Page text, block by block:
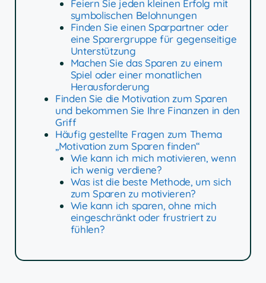
Feiern Sie jeden kleinen Erfolg mit
symbolischen Belohnungen
Finden Sie einen Sparpartner oder
eine Sparergruppe für gegenseitige
Unterstützung
Machen Sie das Sparen zu einem
Spiel oder einer monatlichen
Herausforderung
Finden Sie die Motivation zum Sparen
und bekommen Sie Ihre Finanzen in den
Griff
Häufig gestellte Fragen zum Thema
„Motivation zum Sparen finden“
Wie kann ich mich motivieren, wenn
ich wenig verdiene?
Was ist die beste Methode, um sich
zum Sparen zu motivieren?
Wie kann ich sparen, ohne mich
eingeschränkt oder frustriert zu
fühlen?